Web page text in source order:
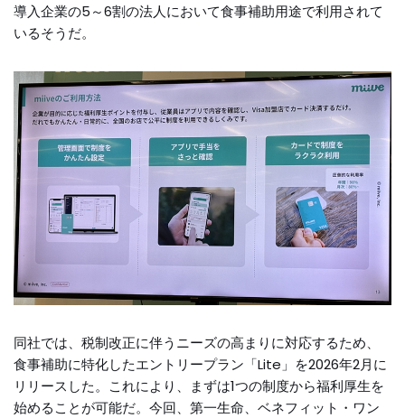
導入企業の5～6割の法人において食事補助用途で利用されて
いるそうだ。
同社では、税制改正に伴うニーズの高まりに対応するため、
食事補助に特化したエントリープラン「Lite」を2026年2月に
リリースした。これにより、まずは1つの制度から福利厚生を
始めることが可能だ。今回、第一生命、ベネフィット・ワン